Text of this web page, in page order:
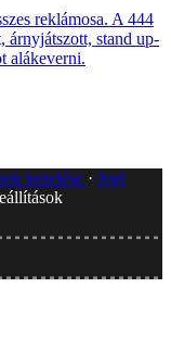
reklámosa. A 444
árnyjátszott, stand up-
alákeverni.
kezelése
Jogi